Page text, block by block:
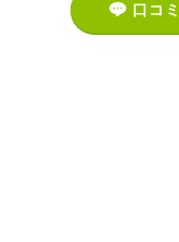
口コ